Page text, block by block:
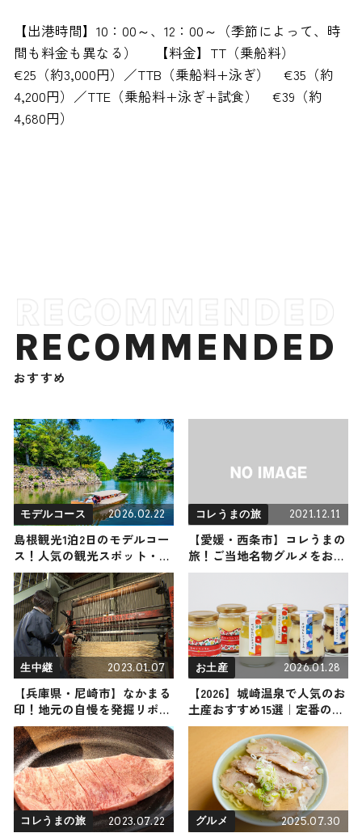
【出港時間】10：00～、12：00～（季節によって、時
間も料金も異なる） 【料金】TT（乗船料）
€25（約3,000円）／TTB（乗船料+泳ぎ） €35（約
4,200円）／TTE（乗船料+泳ぎ+試食） €39（約
4,680円）
RECOMMENDED
おすすめ
モデルコース 2026.02.22
島根観光1泊2日のモデルコー
ス！人気の観光スポット・名
所を満喫できる王道の旅程を
紹介
コレうまの旅 2021.12.11
【愛媛・西条市】コレうまの
旅！ご当地名物グルメをお届
け
生中継 2023.01.07
【兵庫県・尼崎市】なかまる
印！地元の自慢を発掘リポー
ト
お土産 2026.01.28
【2026】城崎温泉で人気のお
土産おすすめ15選｜定番のお
菓子からおしゃれなお土産・
ばらまき用まで幅広く紹介
コレうまの旅 2023.07.22 グルメ 2025.07.30